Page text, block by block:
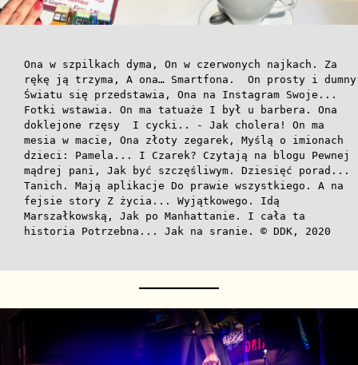
Ona w szpilkach dyma, On w czerwonych najkach. Za
rękę ją trzyma, A ona… Smartfona. On prosty i dumny
Światu się przedstawia, Ona na Instagram Swoje...
Fotki wstawia. On ma tatuaże I był u barbera. Ona
doklejone rzęsy I cycki.. - Jak cholera! On ma
mesia w macie, Ona złoty zegarek, Myślą o imionach
dzieci: Pamela... I Czarek? Czytają na blogu Pewnej
mądrej pani, Jak być szczęśliwym. Dziesięć porad...
Tanich. Mają aplikacje Do prawie wszystkiego. A na
fejsie story Z życia... Wyjątkowego. Idą
Marszałkowską, Jak po Manhattanie. I cała ta
historia Potrzebna... Jak na sranie. © DDK, 2020